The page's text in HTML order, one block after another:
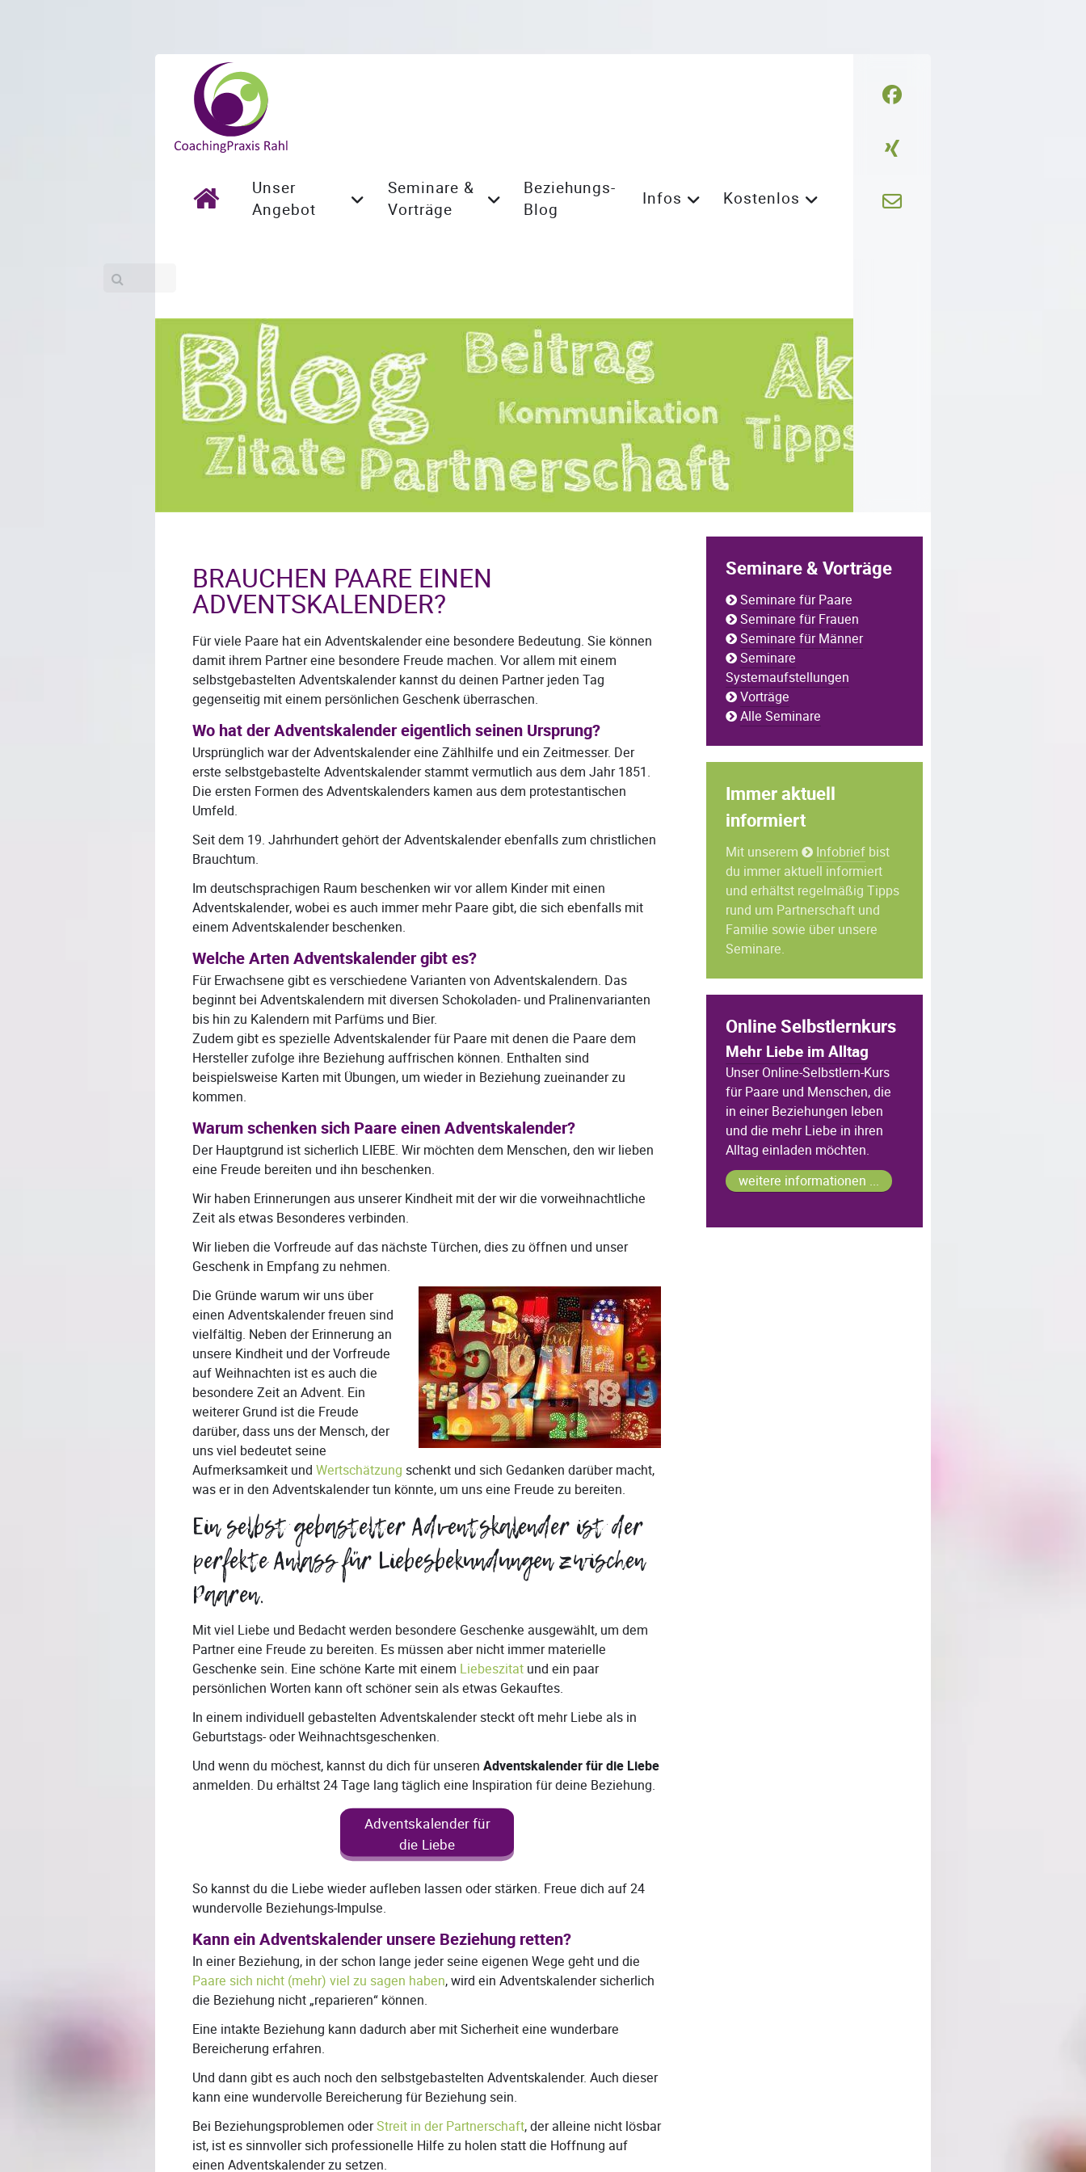
Unser
Angebot
Seminare &
Vorträge
Beziehungs-
Blog
Infos Kostenlos
BRAUCHEN PAARE EINEN
ADVENTSKALENDER?
Für viele Paare hat ein Adventskalender eine besondere Bedeutung. Sie können
damit ihrem Partner eine besondere Freude machen. Vor allem mit einem
selbstgebastelten Adventskalender kannst du deinen Partner jeden Tag
gegenseitig mit einem persönlichen Geschenk überraschen.
Wo hat der Adventskalender eigentlich seinen Ursprung?
Ursprünglich war der Adventskalender eine Zählhilfe und ein Zeitmesser. Der
erste selbstgebastelte Adventskalender stammt vermutlich aus dem Jahr 1851.
Die ersten Formen des Adventskalenders kamen aus dem protestantischen
Umfeld.
Seit dem 19. Jahrhundert gehört der Adventskalender ebenfalls zum christlichen
Brauchtum.
Im deutschsprachigen Raum beschenken wir vor allem Kinder mit einen
Adventskalender, wobei es auch immer mehr Paare gibt, die sich ebenfalls mit
einem Adventskalender beschenken.
Welche Arten Adventskalender gibt es?
Für Erwachsene gibt es verschiedene Varianten von Adventskalendern. Das
beginnt bei Adventskalendern mit diversen Schokoladen- und Pralinenvarianten
bis hin zu Kalendern mit Parfüms und Bier.
Zudem gibt es spezielle Adventskalender für Paare mit denen die Paare dem
Hersteller zufolge ihre Beziehung auffrischen können. Enthalten sind
beispielsweise Karten mit Übungen, um wieder in Beziehung zueinander zu
kommen.
Warum schenken sich Paare einen Adventskalender?
Der Hauptgrund ist sicherlich LIEBE. Wir möchten dem Menschen, den wir lieben
eine Freude bereiten und ihn beschenken.
Wir haben Erinnerungen aus unserer Kindheit mit der wir die vorweihnachtliche
Zeit als etwas Besonderes verbinden.
Wir lieben die Vorfreude auf das nächste Türchen, dies zu öffnen und unser
Geschenk in Empfang zu nehmen.
Die Gründe warum wir uns über
einen Adventskalender freuen sind
vielfältig. Neben der Erinnerung an
unsere Kindheit und der Vorfreude
auf Weihnachten ist es auch die
besondere Zeit an Advent. Ein
weiterer Grund ist die Freude
darüber, dass uns der Mensch, der
uns viel bedeutet seine
Aufmerksamkeit und Wertschätzung schenkt und sich Gedanken darüber macht,
was er in den Adventskalender tun könnte, um uns eine Freude zu bereiten.
Ein selbst gebastelter Adventskalender ist der
perfekte Anlass für Liebesbekundungen zwischen
Paaren.
Mit viel Liebe und Bedacht werden besondere Geschenke ausgewählt, um dem
Partner eine Freude zu bereiten. Es müssen aber nicht immer materielle
Geschenke sein. Eine schöne Karte mit einem Liebeszitat und ein paar
persönlichen Worten kann oft schöner sein als etwas Gekauftes.
In einem individuell gebastelten Adventskalender steckt oft mehr Liebe als in
Geburtstags- oder Weihnachtsgeschenken.
Und wenn du möchest, kannst du dich für unseren Adventskalender für die Liebe
anmelden. Du erhältst 24 Tage lang täglich eine Inspiration für deine Beziehung.
Adventskalender für
die Liebe
So kannst du die Liebe wieder aufleben lassen oder stärken. Freue dich auf 24
wundervolle Beziehungs-Impulse.
Kann ein Adventskalender unsere Beziehung retten?
In einer Beziehung, in der schon lange jeder seine eigenen Wege geht und die
Paare sich nicht (mehr) viel zu sagen haben, wird ein Adventskalender sicherlich
die Beziehung nicht „reparieren“ können.
Eine intakte Beziehung kann dadurch aber mit Sicherheit eine wunderbare
Bereicherung erfahren.
Und dann gibt es auch noch den selbstgebastelten Adventskalender. Auch dieser
kann eine wundervolle Bereicherung für Beziehung sein.
Bei Beziehungsproblemen oderStreit in der Partnerschaft, der alleine nicht lösbar
ist, ist es sinnvoller sich professionelle Hilfe zu holen statt die Hoffnung auf
einen Adventskalender zu setzen.
Seminare & Vorträge
Seminare für Paare
Seminare für Frauen
Seminare für Männer
Seminare
Systemaufstellungen
Vorträge
Alle Seminare
Immer aktuell
informiert
Mit unserem Infobrief bist
du immer aktuell informiert
und erhältst regelmäßig Tipps
rund um Partnerschaft und
Familie sowie über unsere
Seminare.
Online Selbstlernkurs
Mehr Liebe im Alltag
Unser Online-Selbstlern-Kurs
für Paare und Menschen, die
in einer Beziehungen leben
und die mehr Liebe in ihren
Alltag einladen möchten.
weitere informationen ...